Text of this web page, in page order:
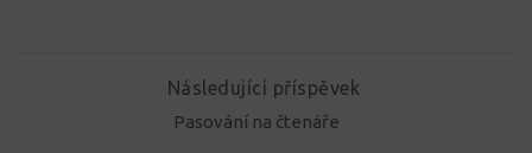
Následující příspěvek
Pasování na čtenáře